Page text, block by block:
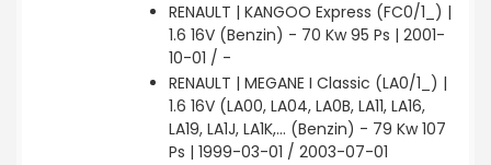
RENAULT | KANGOO Express (FC0/1_) |
1.6 16V (Benzin) - 70 Kw 95 Ps | 2001-
10-01 / -
RENAULT | MEGANE I Classic (LA0/1_) |
1.6 16V (LA00, LA04, LA0B, LA11, LA16,
LA19, LA1J, LA1K,... (Benzin) - 79 Kw 107
Ps | 1999-03-01 / 2003-07-01